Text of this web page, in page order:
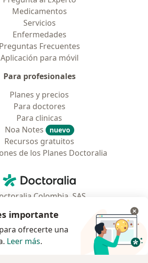
Medicamentos
Servicios
Enfermedades
Preguntas Frecuentes
Aplicación para móvil
Para profesionales
Planes y precios
Para doctores
Para clinicas
Noa Notes
nuevo
Recursos gratuitos
de los Planes Doctoralia
Doctoralia - Página de inicio
Colombia, SAS
Bogotá D.C., Colombia
importante
ofrecerte una
Leer más.